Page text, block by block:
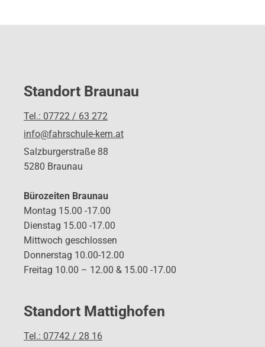
Standort Braunau
Tel.: 07722 / 63 272
info@fahrschule-kern.at
Salzburgerstraße 88
5280 Braunau
Bürozeiten Braunau
Montag 15.00 -17.00
Dienstag 15.00 -17.00
Mittwoch geschlossen
Donnerstag 10.00-12.00
Freitag 10.00 – 12.00 & 15.00 -17.00
Standort Mattighofen
Tel.: 07742 / 28 16